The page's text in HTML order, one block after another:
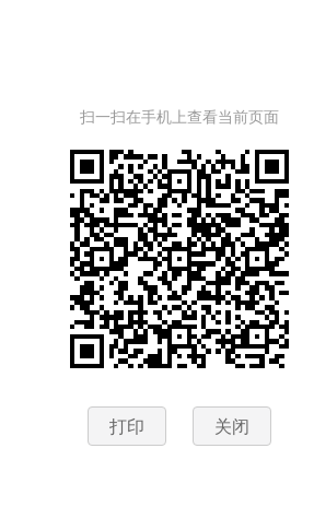
扫一扫在手机上查看当前页面
打印 关闭